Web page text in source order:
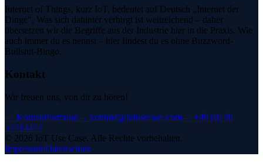
Internet of Things, kurz IoT, bedeutet auf Deutsch „Internet der
Dinge". Was sich dahinter verbirgt ist weitreichend – daher
übersetzen wir die Begriffe aus der Industrie hier in die Praxis. Wie
auch immer du es nennst – hier findest du es ohne Buzzword-
Bullshit-Bingo.
Kontakt
Wir freuen uns, von dir zu hören!
→ Kontaktformular→ kontakt@iotusecase.com→ +49 (0) 30
57714477
© 2026 IoT Use Case. Alle Rechte vorbehalten.
ImpressumDatenschutz